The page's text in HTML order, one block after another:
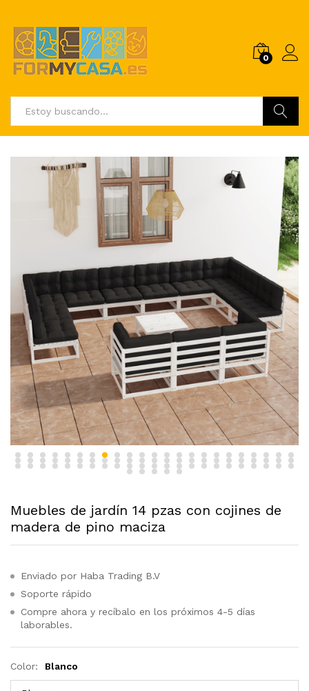
0
Muebles de jardín 14 pzas con cojines de
madera de pino maciza
Enviado por Haba Trading B.V
Soporte rápido
Compre ahora y recíbalo en los próximos 4-5 días
laborables.
Color: Blanco